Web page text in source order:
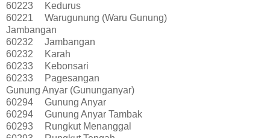
60223
Kedurus
60221
Warugunung (Waru Gunung)
Jambangan
60232
Jambangan
60232
Karah
60233
Kebonsari
60233
Pagesangan
Gunung Anyar (Gununganyar)
60294
Gunung Anyar
60294
Gunung Anyar Tambak
60293
Rungkut Menanggal